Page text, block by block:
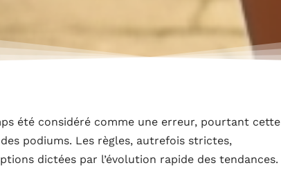
été considéré comme une erreur, pourtant cette
podiums. Les règles, autrefois strictes,
dictées par l’évolution rapide des tendances.